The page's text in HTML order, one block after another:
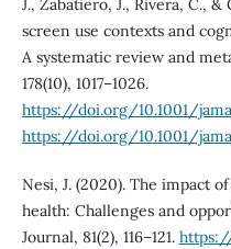
J., Zabatiero, J., Rivera, C.,
screen use contexts and
A systematic review and
178(10), 1017–1026.
https://doi.org/10.1001/
https://doi.org/10.1001/
Nesi, J. (2020). The impact
health: Challenges and
Journal, 81(2), 116–121.